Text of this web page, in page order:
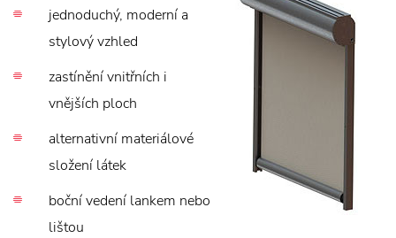
jednoduchý, moderní a
stylový vzhled
zastínění vnitřních i
vnějších ploch
alternativní materiálové
složení látek
boční vedení lankem nebo
lištou